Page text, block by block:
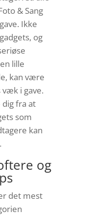
& Sang
Ikke
og
lille
kan være
væk i gave.
dig fra at
som
kan
og
det mest